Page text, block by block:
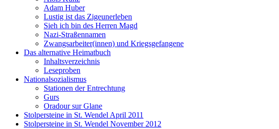
Adam Huber
Lustig ist das Zigeunerleben
Sieh ich bin des Herren Magd
Nazi-Straßennamen
Zwangsarbeiter(innen) und Kriegsgefangene
Das alternative Heimatbuch
Inhaltsverzeichnis
Leseproben
Nationalsozialismus
Stationen der Entrechtung
Gurs
Oradour sur Glane
Stolpersteine in St. Wendel April 2011
Stolpersteine in St. Wendel November 2012